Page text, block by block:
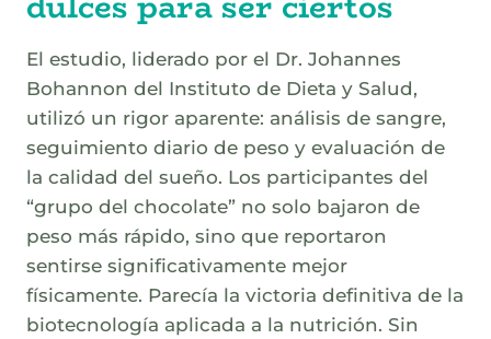
El estudio, liderado por el Dr. Johannes
Bohannon del Instituto de Dieta y Salud,
utilizó un rigor aparente: análisis de sangre,
seguimiento diario de peso y evaluación de
la calidad del sueño. Los participantes del
“grupo del chocolate” no solo bajaron de
peso más rápido, sino que reportaron
sentirse significativamente mejor
físicamente. Parecía la victoria definitiva de la
biotecnología aplicada a la nutrición. Sin